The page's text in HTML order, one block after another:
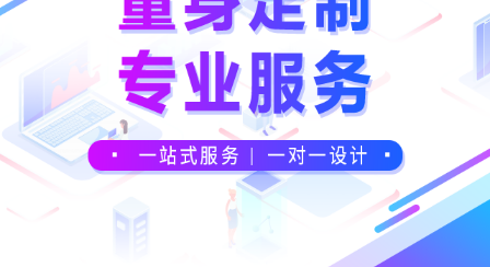
小程序开发
案例展示
新闻资讯
关于我们